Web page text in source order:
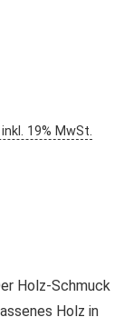
inkl. 19% MwSt.
Holz-Schmuck
Holz in